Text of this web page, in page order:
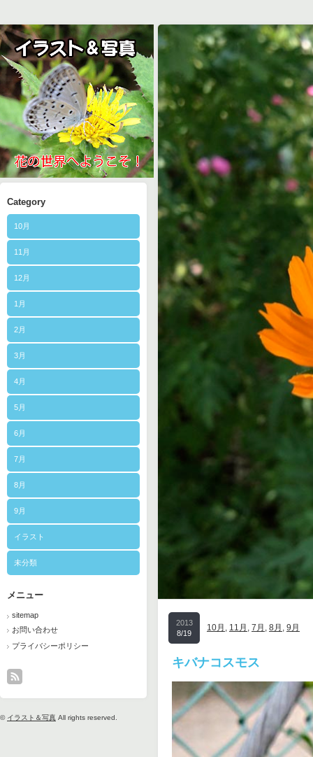
Category
10月
11月
12月
1月
2月
3月
4月
5月
6月
7月
8月
9月
イラスト
未分類
メニュー
sitemap
お問い合わせ
プライバシーポリシー
© イラスト＆写真 All rights reserved.
2013
8/19
10月 , 11月 , 7月 , 8月 , 9月
キバナコスモス